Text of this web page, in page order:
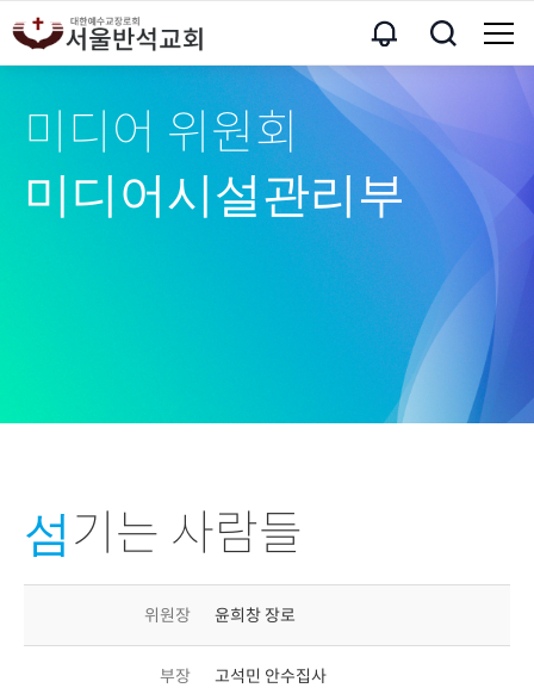
미디어 위원회
미디어시설관리부
섬 기는 사람들
위원장 윤희창 장로
부장 고석민 안수집사